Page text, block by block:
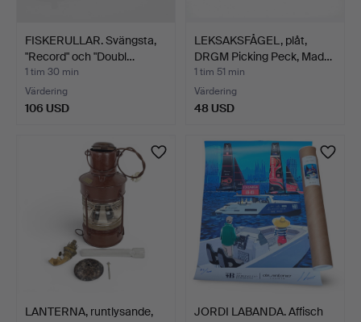
FISKERULLAR. Svängsta,
"Record" och "Doubl…
1 tim 30 min
Värdering
106 USD
LEKSAKSFÅGEL, plåt,
DRGM Picking Peck, Mad…
1 tim 51 min
Värdering
48 USD
LANTERNA, runtlysande,
JORDI LABANDA. Affisch